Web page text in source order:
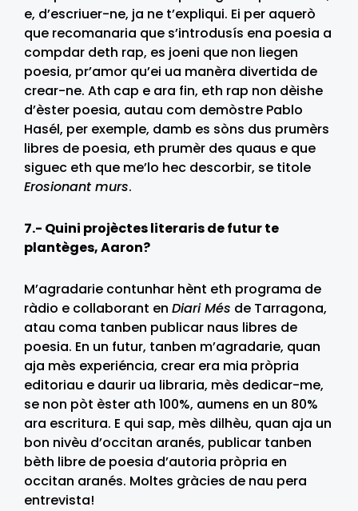
e, d’escriuer-ne, ja ne t’expliqui. Ei per aquerò
que recomanaria que s’introdusís ena poesia a
compdar deth rap, es joeni que non liegen
poesia, pr’amor qu’ei ua manèra divertida de
crear-ne. Ath cap e ara fin, eth rap non dèishe
d’èster poesia, autau com demòstre Pablo
Hasél, per exemple, damb es sòns dus prumèrs
libres de poesia, eth prumèr des quaus e que
siguec eth que me’lo hec descorbir, se titole
Erosionant murs.
7.- Quini projèctes literaris de futur te
plantèges, Aaron?
M’agradarie contunhar hènt eth programa de
ràdio e collaborant en Diari Més de Tarragona,
atau coma tanben publicar naus libres de
poesia. En un futur, tanben m’agradarie, quan
aja mès experiéncia, crear era mia pròpria
editoriau e daurir ua libraria, mès dedicar-me,
se non pòt èster ath 100%, aumens en un 80%
ara escritura. E qui sap, mès dilhèu, quan aja un
bon nivèu d’occitan aranés, publicar tanben
bèth libre de poesia d’autoria pròpria en
occitan aranés. Moltes gràcies de nau pera
entrevista!